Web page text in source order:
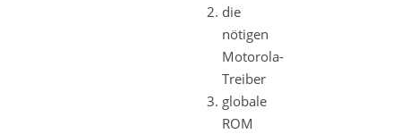
die
nötigen
Motorola-
Treiber
globale
ROM